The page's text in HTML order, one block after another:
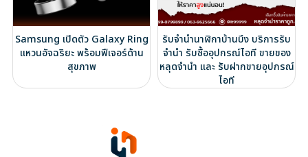
Samsung เปิดตัว Galaxy Ring
แหวนอัจฉริยะ พร้อมฟีเจอร์ด้าน
สุขภาพ
รับจำนำนาฬิกาบ้านบึง บริการรับ
จำนำ รับซื้ออุปกรณ์ไอที ขายของ
หลุดจำนำ และ รับฝากขายอุปกรณ์
ไอที